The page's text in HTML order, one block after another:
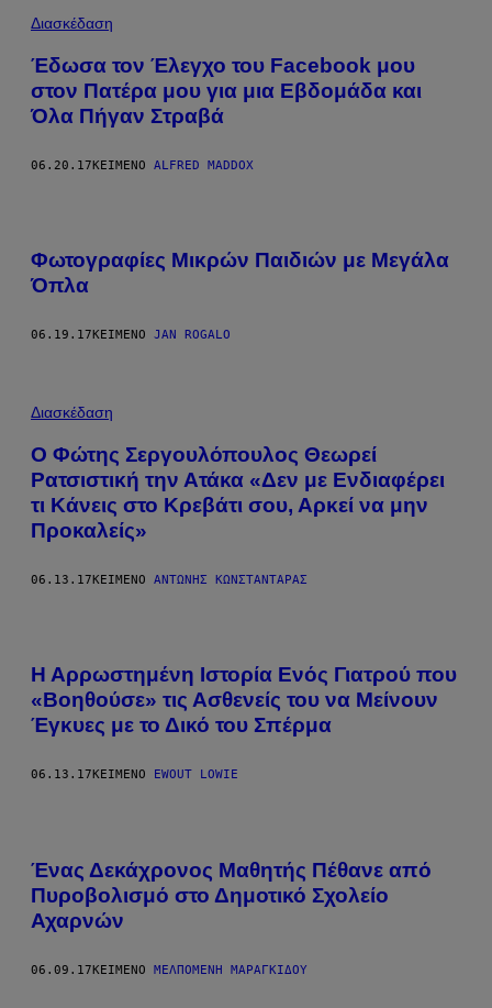
Διασκέδαση
Έδωσα τον Έλεγχο του Facebook μου
στον Πατέρα μου για μια Εβδομάδα και
Όλα Πήγαν Στραβά
06.20.17ΚΕΊΜΕΝΟ ALFRED MADDOX
Φωτογραφίες Μικρών Παιδιών με Μεγάλα
Όπλα
06.19.17 ΚΕΊΜΕΝΟ JAN ROGALO
Διασκέδαση
Ο Φώτης Σεργουλόπουλος Θεωρεί
Ρατσιστική την Ατάκα «Δεν με Ενδιαφέρει
τι Κάνεις στο Κρεβάτι σου, Αρκεί να μην
Προκαλείς»
06.13.17ΚΕΊΜΕΝΟ ΑΝΤΏΝΗΣ ΚΩΝΣΤΑΝΤΆΡΑΣ
Η Αρρωστημένη Ιστορία Ενός Γιατρού που
«Βοηθούσε» τις Ασθενείς του να Μείνουν
Έγκυες με το Δικό του Σπέρμα
06.13.17 ΚΕΊΜΕΝΟ EWOUT LOWIE
Ένας Δεκάχρονος Μαθητής Πέθανε από
Πυροβολισμό στο Δημοτικό Σχολείο
Αχαρνών
06.09.17ΚΕΊΜΕΝΟ ΜΕΛΠΟΜΈΝΗ ΜΑΡΑΓΚΊΔΟΥ